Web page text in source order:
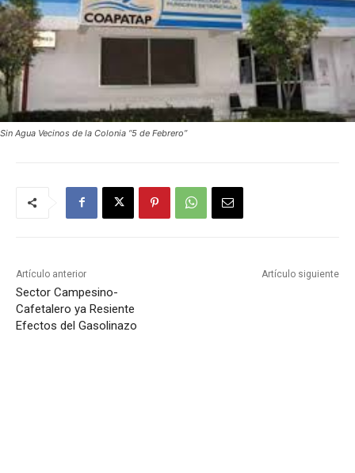
Sin Agua Vecinos de la Colonia “5 de Febrero”
Artículo anterior
Sector Campesino-
Cafetalero ya Resiente
Efectos del Gasolinazo
Artículo siguiente